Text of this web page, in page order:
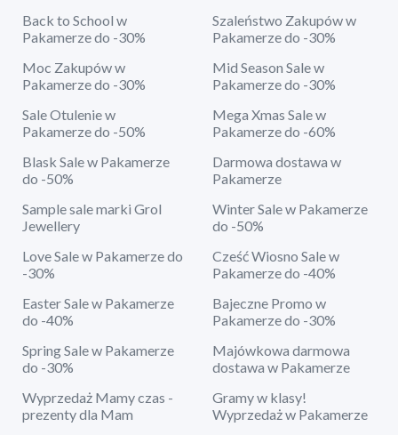
Back to School w
Pakamerze do -30%
Szaleństwo Zakupów w
Pakamerze do -30%
Moc Zakupów w
Pakamerze do -30%
Mid Season Sale w
Pakamerze do -30%
Sale Otulenie w
Pakamerze do -50%
Mega Xmas Sale w
Pakamerze do -60%
Blask Sale w Pakamerze
do -50%
Darmowa dostawa w
Pakamerze
Sample sale marki Grol
Jewellery
Winter Sale w Pakamerze
do -50%
Love Sale w Pakamerze do
-30%
Cześć Wiosno Sale w
Pakamerze do -40%
Easter Sale w Pakamerze
do -40%
Bajeczne Promo w
Pakamerze do -30%
Spring Sale w Pakamerze
do -30%
Majówkowa darmowa
dostawa w Pakamerze
Wyprzedaż Mamy czas -
prezenty dla Mam
Gramy w klasy!
Wyprzedaż w Pakamerze